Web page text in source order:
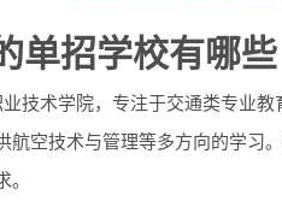
单招学校有哪些
技术学院，专注于交通类专业
航空技术与管理等多方向的学习